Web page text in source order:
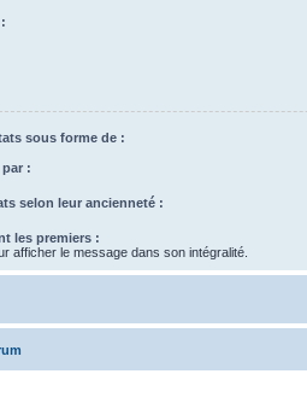
sous forme de :
:
selon leur ancienneté :
les premiers :
afficher le message dans son intégralité.